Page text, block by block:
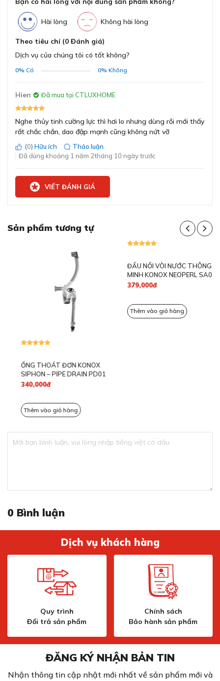
Thiết kế trượt gờ hạ bậc tối ưu cho chậu rửa thông
minh
CB02 được thiết kế với kích thước chuẩn gờ hạ bậc, có
phép người dùng:
Sơ chế thực phẩm ngay trên bồn rửa mà không cần
dùng mặt bàn
Thao tác nhanh gọn, tiện lợi và tiết kiệm không gian
Dễ dàng gạt thực phẩm hoặc nước thừa xuống bồn
chỉ với một thao tác
chung cư, hoặc các không gian yêu cầu bố trí tối giản, tối
ưu.
Thớt kính CB02 có bề mặt nhẵn bóng hoàn toàn, không
thấm nước và không giữ lại mùi thực phẩm. Nhờ đó:
Dễ dàng rửa sạch bằng nước thường hoặc nước rửa
chén thông dụng
Không phát sinh vi khuẩn hay nấm mốc trong quá
trình sử dụng
Có thể vệ sinh nhanh trong chậu hoặc đặt máy rửa
Có thể kết luận rằng đây là phụ kiện lý tưởng cho những
ai yêu thích sự tinh tế, sạch sẽ và hiệu quả khi nấu
Hài lòng Không hài lòng
Theo tiêu chí (0 Đánh giá)
Dịch vụ của chúng tôi có tốt không?
0% Có 0% Không
Hien Đã mua tại CTLUXHOME
Nghe thủy tinh cường lực thì hơi lo nhưng dùng rồi mới thấy
rất chắc chắn, dao đập mạnh cũng không nứt vỡ
(0) Hữu ích
Thảo luận
Đã dùng khoảng 1 năm 2tháng 10 ngày trước
VIẾT ĐÁNH GIÁ
Sản phẩm tương tự
ỐNG THOÁT ĐƠN KONOX
SIPHON – PIPE DRAIN PD01
340,000đ
Thêm vào giỏ hàng
0 Bình luận
Dịch vụ khách hàng
Quy trình
Đổi trả sản phẩm
Chính sách
Bảo hành sản phẩm
ĐĂNG KÝ NHẬN BẢN TIN
Nhận thông tin cập nhật mới nhất về sản phẩm mới và